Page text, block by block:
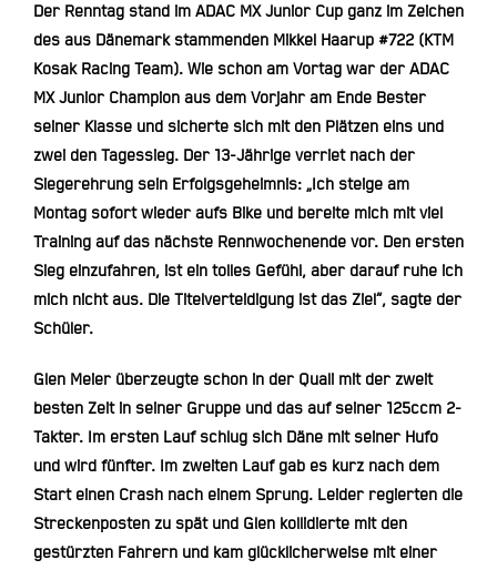
SERVICE & ZUBEHÖR
KONTAKT
Der Renntag stand im ADAC MX Junior Cup ganz im Zeichen
des aus Dänemark stammenden Mikkel Haarup #722 (KTM
Kosak Racing Team). Wie schon am Vortag war der ADAC
MX Junior Champion aus dem Vorjahr am Ende Bester
seiner Klasse und sicherte sich mit den Plätzen eins und
zwei den Tagessieg. Der 13-Jährige verriet nach der
Siegerehrung sein Erfolgsgeheimnis: „Ich steige am
Montag sofort wieder aufs Bike und bereite mich mit viel
Training auf das nächste Rennwochenende vor. Den ersten
Sieg einzufahren, ist ein tolles Gefühl, aber darauf ruhe ich
mich nicht aus. Die Titelverteidigung ist das Ziel“, sagte der
Schüler.
Glen Meier überzeugte schon in der Quali mit der zweit
besten Zeit in seiner Gruppe und das auf seiner 125ccm 2-
Takter. Im ersten Lauf schlug sich Däne mit seiner Hufo
und wird fünfter. Im zweiten Lauf gab es kurz nach dem
Start einen Crash nach einem Sprung. Leider regierten die
Streckenposten zu spät und Glen kollidierte mit den
gestürzten Fahrern und kam glücklicherweise mit einer